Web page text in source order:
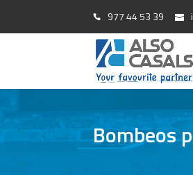
977 44 53 39
Bombeos